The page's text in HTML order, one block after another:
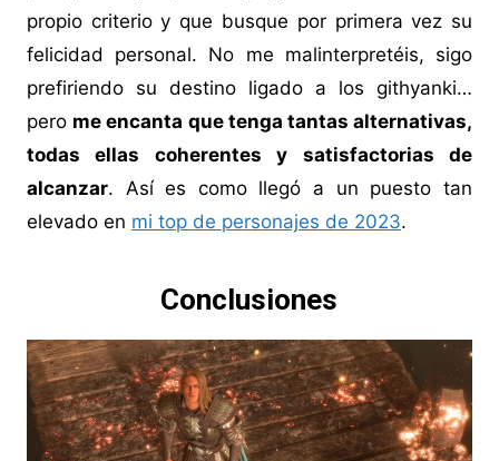
propio criterio y que busque por primera vez su
felicidad personal. No me malinterpretéis, sigo
prefiriendo su destino ligado a los githyanki…
pero me encanta que tenga tantas alternativas,
todas ellas coherentes y satisfactorias de
alcanzar. Así es como llegó a un puesto tan
elevado en mi top de personajes de 2023.
Conclusiones